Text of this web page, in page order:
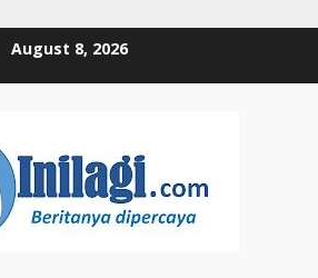
August 8, 2026